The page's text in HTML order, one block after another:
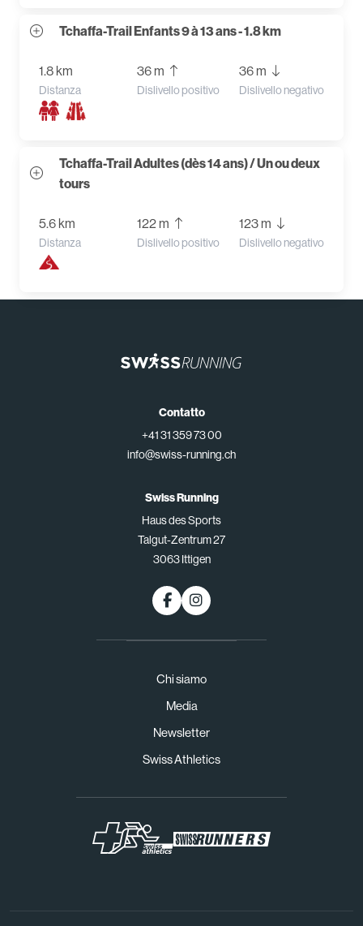
Tchaffa-Trail Enfants 9 à 13 ans - 1.8 km
1.8 km
Distanza
36 m
Dislivello positivo
36 m
Dislivello negativo
Tchaffa-Trail Adultes (dès 14 ans) / Un ou deux
tours
5.6 km
Distanza
122 m
Dislivello positivo
123 m
Dislivello negativo
Chi siamo
Media
Newsletter
Swiss Athletics
Contatto
+41 31 359 73 00
info@swiss-running.ch
Swiss Running
Haus des Sports
Talgut-Zentrum 27
3063 Ittigen